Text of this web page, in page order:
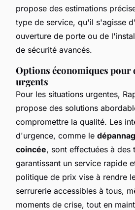
propose des estimations
type de service, qu'il s'agisse
ouverture de porte ou de
de sécurité avancés.
Options économiques pour
urgents
Pour les situations urgentes,
propose des solutions
compromettre la qualité. Les
d'urgence, comme le
coincée, sont effectuées à des
garantissant un service rapide
politique de prix vise à rendre
serrurerie accessibles à tous,
moments de crise, tout en